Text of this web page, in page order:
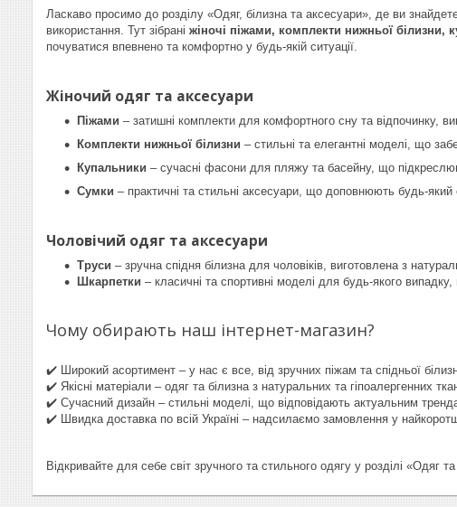
Ласкаво просимо до розділу «Одяг, білизна та аксесуари», де ви
використання. Тут зібрані жіночі піжами, комплекти нижньої білизни,
почуватися впевнено та комфортно у будь-якій ситуації.
Жіночий одяг та аксесуари
Піжами – затишні комплекти для комфортного сну та відпочинку,
Комплекти нижньої білизни – стильні та елегантні моделі, що
Купальники – сучасні фасони для пляжу та басейну, що
Сумки – практичні та стильні аксесуари, що доповнюють будь-
Чоловічий одяг та аксесуари
Труси – зручна спідня білизна для чоловіків, виготовлена ​​з
Шкарпетки – класичні та спортивні моделі для будь-якого
Чому обирають наш інтернет-магазин?
✔️ Широкий асортимент – у нас є все, від зручних піжам та спідньої
✔️ Якісні матеріали – одяг та білизна з натуральних та гіпоалергенних
✔️ Сучасний дизайн – стильні моделі, що відповідають актуальним
✔️ Швидка доставка по всій Україні – надсилаємо замовлення у
Відкривайте для себе світ зручного та стильного одягу у розділі «Одяг